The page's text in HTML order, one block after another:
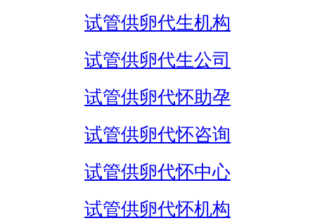
试管供卵代生机构
试管供卵代生公司
试管供卵代怀助孕
试管供卵代怀咨询
试管供卵代怀中心
试管供卵代怀机构